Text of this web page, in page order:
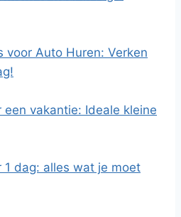
voor Auto Huren: Verken
een vakantie: Ideale kleine
1 dag: alles wat je moet